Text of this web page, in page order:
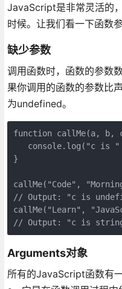
JavaScript是非常灵活的
时候。让我们看一下函数
缺少参数
调用函数时，函数的参数
果你调用的函数的参数比
为undefined。
function callMe(a, b,
console.log("c is "
}
callMe("Code",
// Output: "c is
callMe("Learn",
// Output: "c is
Arguments对象
所有的JavaScript函数有